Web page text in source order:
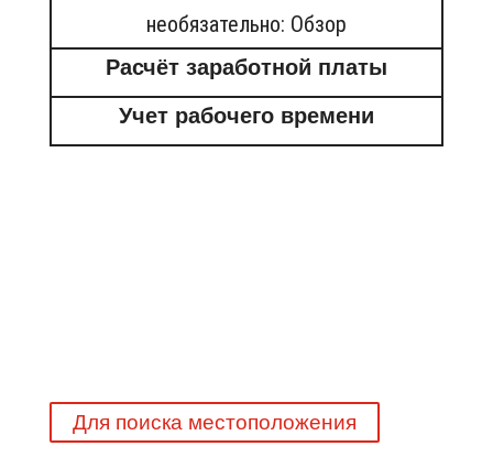
необязательно: Обзор
Расчёт заработной платы
Учет рабочего времени
Для поиска местоположения